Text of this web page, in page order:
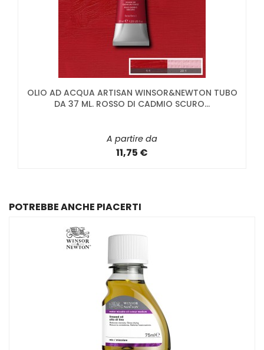
OLIO AD ACQUA ARTISAN WINSOR&NEWTON TUBO
DA 37 ML. ROSSO DI CADMIO SCURO...
A partire da
11,75 €
POTREBBE ANCHE PIACERTI